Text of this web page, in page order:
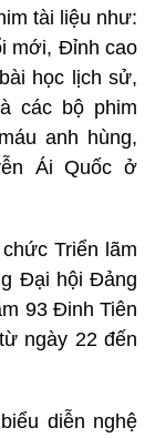
tài liệu như:
mới, Đỉnh cao
học lịch sử,
các bộ phim
anh hùng,
Ái Quốc ở
Triển lãm
Đại hội Đảng
93 Đinh Tiên
ngày 22 đến
diễn nghệ